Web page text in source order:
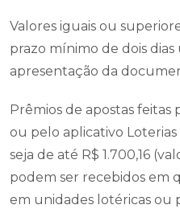
Valores iguais ou
prazo mínimo de dois dias
apresentação da
Prêmios de apostas feitas
ou pelo aplicativo
seja de até R$ 1.700,16
podem ser recebidos em
em unidades lotéricas ou